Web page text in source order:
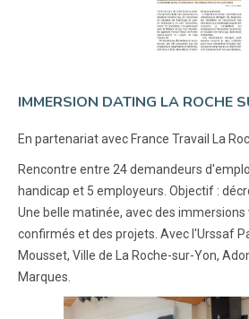
IMMERSION DATING LA ROCHE
En partenariat avec France Travail La
Rencontre entre 24 demandeurs
handicap et 5 employeurs. Objectif :
Une belle matinée, avec des immersions
confirmés et des projets. Avec l'Urssaf
Mousset, Ville de La Roche-sur-Yon,
Marques.